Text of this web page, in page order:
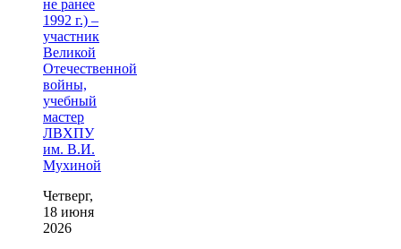
не ранее
1992 г.) –
участник
Великой
Отечественной
войны,
учебный
мастер
ЛВХПУ
им. В.И.
Мухиной
Четверг,
18 июня
2026